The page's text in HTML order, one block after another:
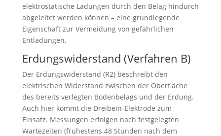
elektrostatische Ladungen durch den Belag hindurch
abgeleitet werden können – eine grundlegende
Eigenschaft zur Vermeidung von gefährlichen
Entladungen.
Erdungswiderstand (Verfahren B)
Der Erdungswiderstand (R2) beschreibt den
elektrischen Widerstand zwischen der Oberfläche
des bereits verlegten Bodenbelags und der Erdung.
Auch hier kommt die Dreibein-Elektrode zum
Einsatz. Messungen erfolgen nach festgelegten
Wartezeiten (frühestens 48 Stunden nach dem